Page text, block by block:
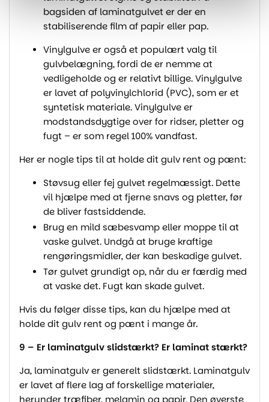
bagsiden af laminatgulvet er der en
stabiliserende film af papir eller pap.
Vinylgulve er også et populært valg til
gulvbelægning, fordi de er nemme at
vedligeholde og er relativt billige. Vinylgulve
er lavet af polyvinylchlorid (PVC), som er et
syntetisk materiale. Vinylgulve er
modstandsdygtige over for ridser, pletter og
fugt – er som regel 100% vandfast.
Her er nogle tips til at holde dit gulv rent og pænt:
Støvsug eller fej gulvet regelmæssigt. Dette
vil hjælpe med at fjerne snavs og pletter, før
de bliver fastsiddende.
Brug en mild sæbesvamp eller moppe til at
vaske gulvet. Undgå at bruge kraftige
rengøringsmidler, der kan beskadige gulvet.
Tør gulvet grundigt op, når du er færdig med
at vaske det. Fugt kan skade gulvet.
Hvis du følger disse tips, kan du hjælpe med at
holde dit gulv rent og pænt i mange år.
9 – Er laminatgulv slidstærkt? Er laminat stærkt?
Ja, laminatgulv er generelt slidstærkt. Laminatgulv
er lavet af flere lag af forskellige materialer,
herunder træfiber, melamin og papir. Den øverste